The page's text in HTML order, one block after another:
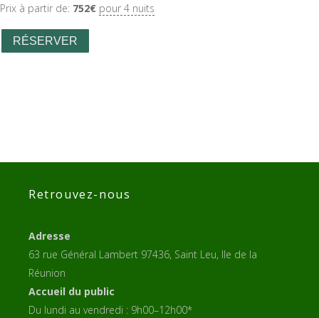
Prix à partir de: 752€ pour 4 nuits
RÉSERVER
Retrouvez-nous
Adresse
63 rue Général Lambert 97436, Saint Leu, Ile de la
Réunion
Accueil du public
Du lundi au vendredi : 9h00–12h00*